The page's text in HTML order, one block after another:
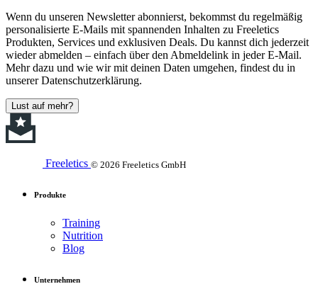
Wenn du unseren Newsletter abonnierst, bekommst du regelmäßig
personalisierte E-Mails mit spannenden Inhalten zu Freeletics
Produkten, Services und exklusiven Deals. Du kannst dich jederzeit
wieder abmelden – einfach über den Abmeldelink in jeder E-Mail.
Mehr dazu und wie wir mit deinen Daten umgehen, findest du in
unserer Datenschutzerklärung.
Lust auf mehr?
Freeletics © 2026 Freeletics GmbH
Produkte
Training
Nutrition
Blog
Unternehmen